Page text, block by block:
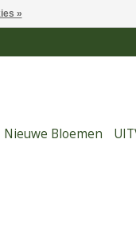
Nieuwe Bloemen
»